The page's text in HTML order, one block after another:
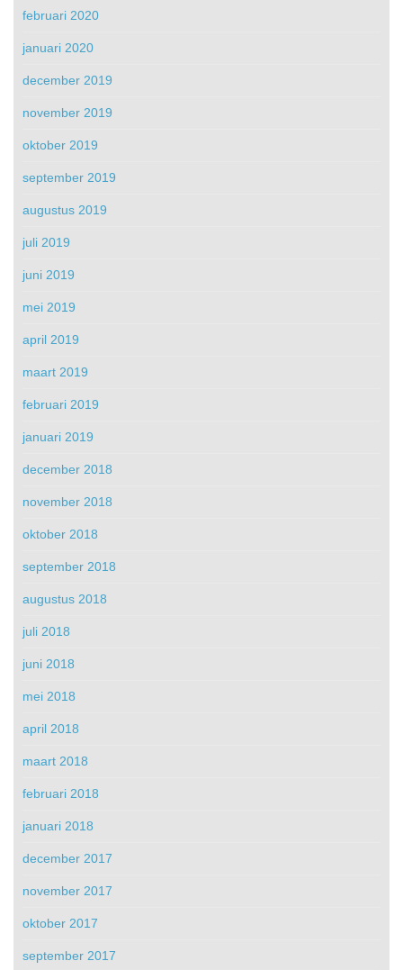
februari 2020
januari 2020
december 2019
november 2019
oktober 2019
september 2019
augustus 2019
juli 2019
juni 2019
mei 2019
april 2019
maart 2019
februari 2019
januari 2019
december 2018
november 2018
oktober 2018
september 2018
augustus 2018
juli 2018
juni 2018
mei 2018
april 2018
maart 2018
februari 2018
januari 2018
december 2017
november 2017
oktober 2017
september 2017